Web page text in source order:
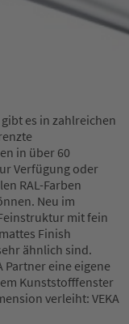
es in zahlreichen
in über 60
Verfügung oder
RAL-Farben
Neu im
mit fein
Finish
ähnlich sind.
Partner eine eigene
Kunststofffenster
verleiht: VEKA